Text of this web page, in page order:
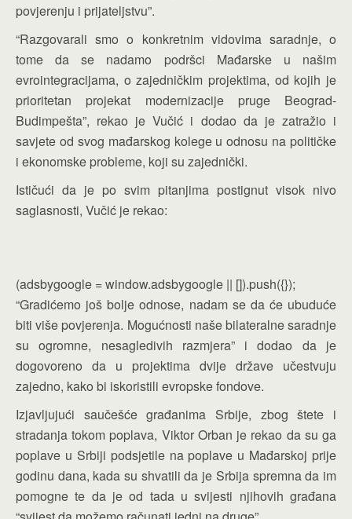
povjerenju i prijateljstvu”.
“Razgovarali smo o konkretnim vidovima saradnje, o
tome da se nadamo podršci Mađarske u našim
evrointegracijama, o zajedničkim projektima, od kojih je
prioritetan projekat modernizacije pruge Beograd-
Budimpešta”, rekao je Vučić i dodao da je zatražio i
savjete od svog mađarskog kolege u odnosu na političke
i ekonomske probleme, koji su zajednički.
Ističući da je po svim pitanjima postignut visok nivo
saglasnosti, Vučić je rekao:
(adsbygoogle = window.adsbygoogle || []).push({});
“Gradićemo još bolje odnose, nadam se da će ubuduće
biti više povjerenja. Mogućnosti naše bilateralne saradnje
su ogromne, nesagledivih razmjera” i dodao da je
dogovoreno da u projektima dvije države učestvuju
zajedno, kako bi iskoristili evropske fondove.
Izjavljujući saučešće građanima Srbije, zbog štete i
stradanja tokom poplava, Viktor Orban je rekao da su ga
poplave u Srbiji podsjetile na poplave u Mađarskoj prije
godinu dana, kada su shvatili da je Srbija spremna da im
pomogne te da je od tada u svijesti njihovih građana